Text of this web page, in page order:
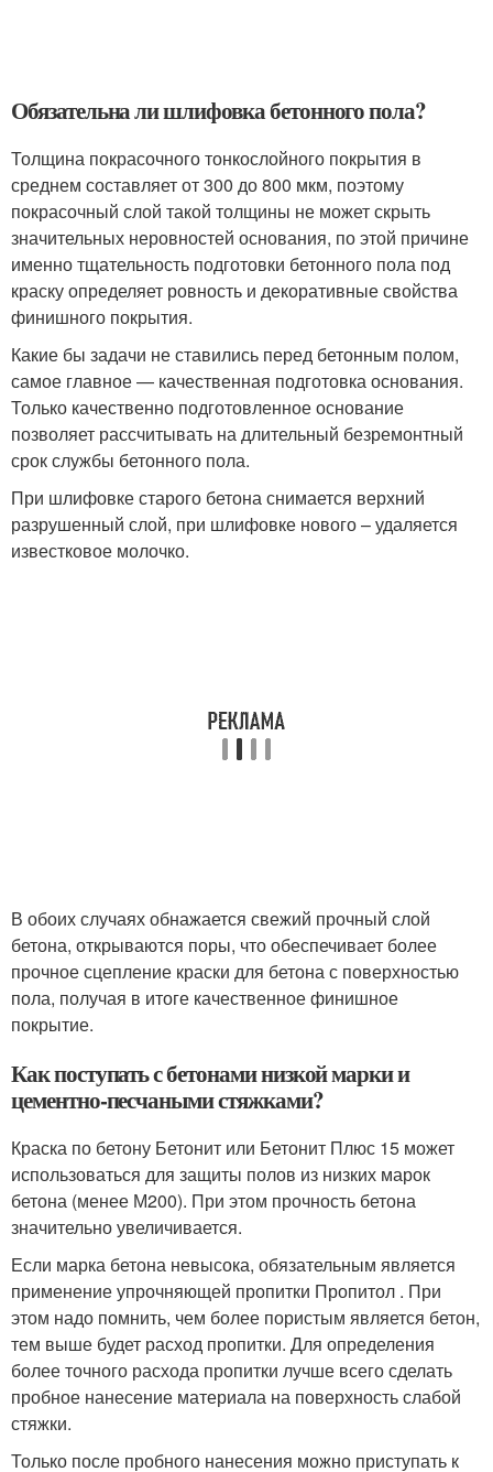
Обязательна ли шлифовка бетонного пола?
Толщина покрасочного тонкослойного покрытия в
среднем составляет от 300 до 800 мкм, поэтому
покрасочный слой такой толщины не может скрыть
значительных неровностей основания, по этой причине
именно тщательность подготовки бетонного пола под
краску определяет ровность и декоративные свойства
финишного покрытия.
Какие бы задачи не ставились перед бетонным полом,
самое главное — качественная подготовка основания.
Только качественно подготовленное основание
позволяет рассчитывать на длительный безремонтный
срок службы бетонного пола.
При шлифовке старого бетона снимается верхний
разрушенный слой, при шлифовке нового – удаляется
известковое молочко.
В обоих случаях обнажается свежий прочный слой
бетона, открываются поры, что обеспечивает более
прочное сцепление краски для бетона с поверхностью
пола, получая в итоге качественное финишное
покрытие.
Как поступать с бетонами низкой марки и
цементно-песчаными стяжками?
Краска по бетону Бетонит или Бетонит Плюс 15 может
использоваться для защиты полов из низких марок
бетона (менее М200). При этом прочность бетона
значительно увеличивается.
Если марка бетона невысока, обязательным является
применение упрочняющей пропитки Пропитол . При
этом надо помнить, чем более пористым является бетон,
тем выше будет расход пропитки. Для определения
более точного расхода пропитки лучше всего сделать
пробное нанесение материала на поверхность слабой
стяжки.
Только после пробного нанесения можно приступать к